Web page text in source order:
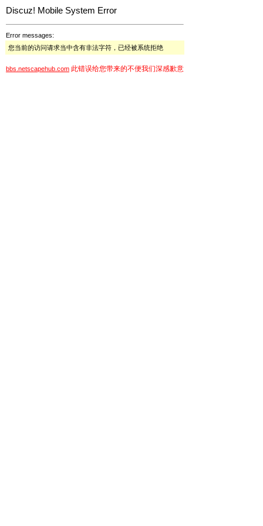
Discuz! Mobile System Error
Error messages:
您当前的访问请求当中含有非法字符，已经被系统拒绝
bbs.netscapehub.com 此错误给您带来的不便我们深感歉意